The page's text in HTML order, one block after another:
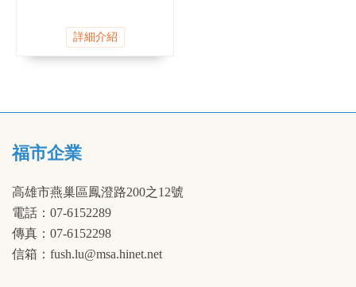
詳細介紹
福市企業
高雄市燕巢區鳳澄路200之12號
電話：07-6152289
傳真：07-6152298
信箱：fush.lu@msa.hinet.net